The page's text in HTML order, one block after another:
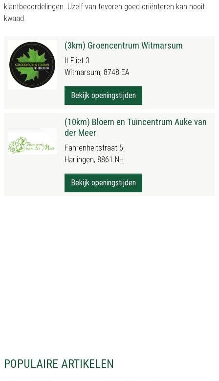
POPULAIRE ARTIKELEN
klantbeoordelingen. Uzelf van tevoren goed oriënteren kan nooit
kwaad.
(3km) Groencentrum Witmarsum
It Fliet 3
Witmarsum, 8748 EA
Bekijk openingstijden
(10km) Bloem en Tuincentrum Auke van
der Meer
Fahrenheitstraat 5
Harlingen, 8861 NH
Bekijk openingstijden